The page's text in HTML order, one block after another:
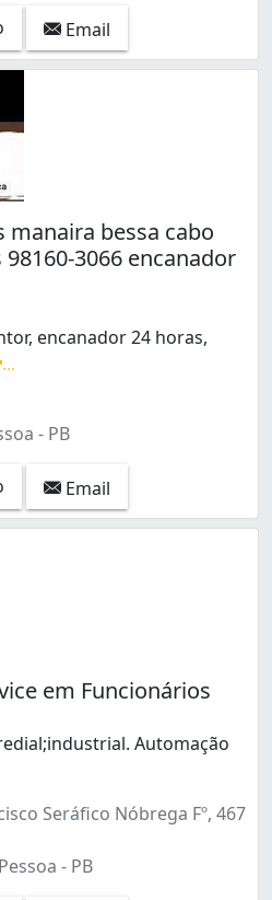
Email
manaira bessa cabo
3066 encanador
encanador 24 horas,
- PB
Email
em Funcionários
Automação
Seráfico Nóbrega Fº, 467
- PB